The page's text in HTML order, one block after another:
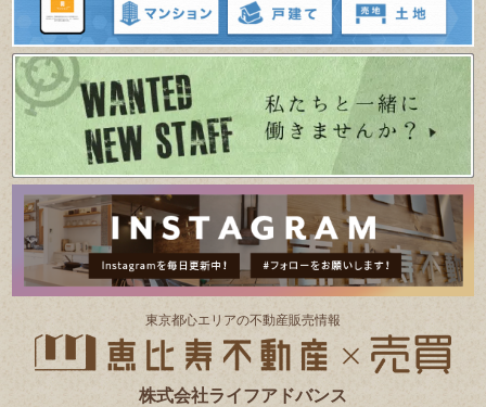
東京都⼼エリアの不動産販売情報
株式会社ライフアドバンス